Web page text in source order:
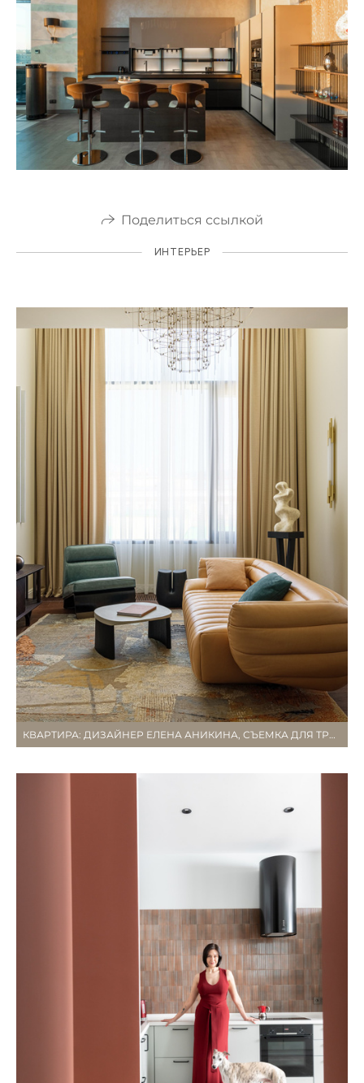
Поделиться ссылкой
ИНТЕРЬЕР
КВАРТИРА: ДИЗАЙНЕР ЕЛЕНА АНИКИНА, СЪЕМКА ДЛЯ ТРИО-ИНТЕРЬЕР